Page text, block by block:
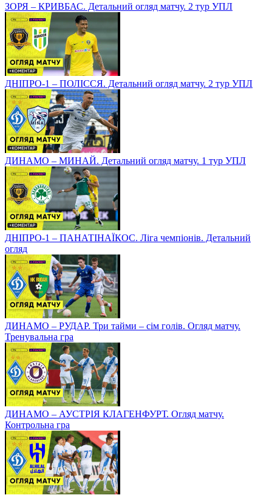
ЗОРЯ – КРИВБАС. Детальний огляд матчу. 2 тур УПЛ
ДНІПРО-1 – ПОЛІССЯ. Детальний огляд матчу. 2 тур УПЛ
ДИНАМО – МИНАЙ. Детальний огляд матчу. 1 тур УПЛ
ДНІПРО-1 – ПАНАТІНАЇКОС. Ліга чемпіонів. Детальний
огляд
ДИНАМО – РУДАР. Три тайми – сім голів. Огляд матчу.
Тренувальна гра
ДИНАМО – АУСТРІЯ КЛАГЕНФУРТ. Огляд матчу.
Контрольна гра